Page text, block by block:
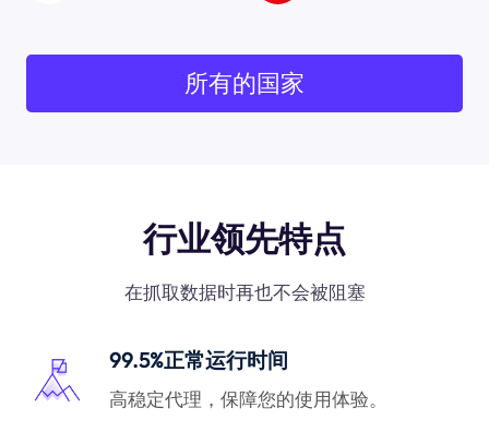
所有的国家
行业领先特点
在抓取数据时再也不会被阻塞
99.5%正常运行时间
高稳定代理，保障您的使用体验。